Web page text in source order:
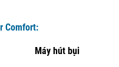
Comfort:
Máy hút bụi